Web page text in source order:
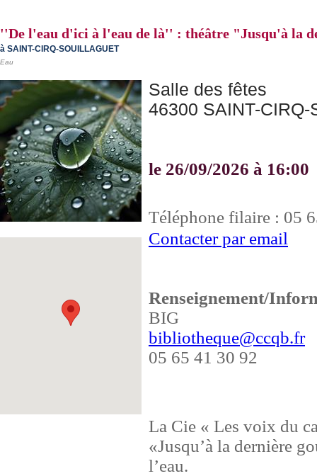
''De l'eau d'ici à l'eau de là'' : théâtre "Jusqu'à la
à SAINT-CIRQ-SOUILLAGUET
Eau
Salle des fêtes
46300 SAINT-CIRQ-
le 26/09/2026 à 16:00
Téléphone filaire : 05
Contacter par email
Renseignement/
BIG
bibliotheque@ccqb.fr
05 65 41 30 92
La Cie « Les voix du
«Jusqu’à la dernière
l’eau.